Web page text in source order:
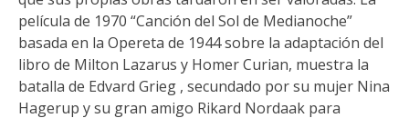
película de 1970 “Canción del Sol de Medianoche”
basada en la Opereta de 1944 sobre la adaptación del
libro de Milton Lazarus y Homer Curian, muestra la
batalla de Edvard Grieg , secundado por su mujer Nina
Hagerup y su gran amigo Rikard Nordaak para